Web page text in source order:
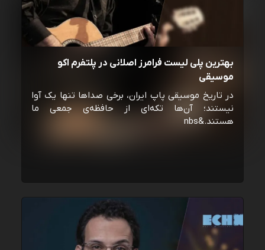
بهترین پلی لیست فرامرز اصلانی در پلتفرم اکو
موسیقی
در تاریخ موسیقی پاپ ایران، برخی صداها تنها یک آوا
نیستند؛ آن‌ها تکه‌ای از حافظه‌ی جمعی ما
هستند.&nbs